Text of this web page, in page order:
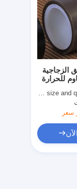
الزجاجية
للحرارة
quoted as per
سعر